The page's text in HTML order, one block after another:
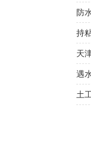
防
土